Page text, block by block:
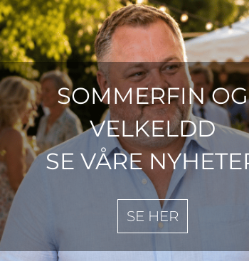
SOMMERFIN OG
VELKELDD
SE VÅRE
SE HER